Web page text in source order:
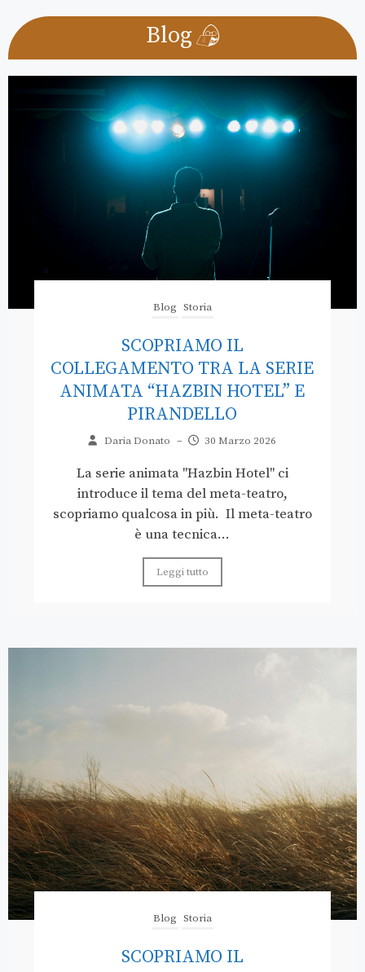
Blog
Blog Storia
SCOPRIAMO IL
COLLEGAMENTO TRA LA SERIE
ANIMATA “HAZBIN HOTEL” E
PIRANDELLO
Daria Donato – 30 Marzo 2026
La serie animata "Hazbin Hotel" ci
introduce il tema del meta-teatro,
scopriamo qualcosa in più. Il meta-teatro
è una tecnica...
Leggi tutto
Blog Storia
SCOPRIAMO IL